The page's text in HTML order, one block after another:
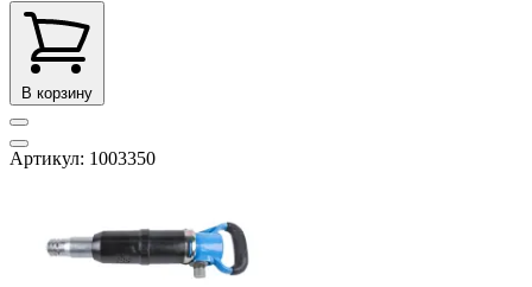
В корзину
Артикул: 1003350